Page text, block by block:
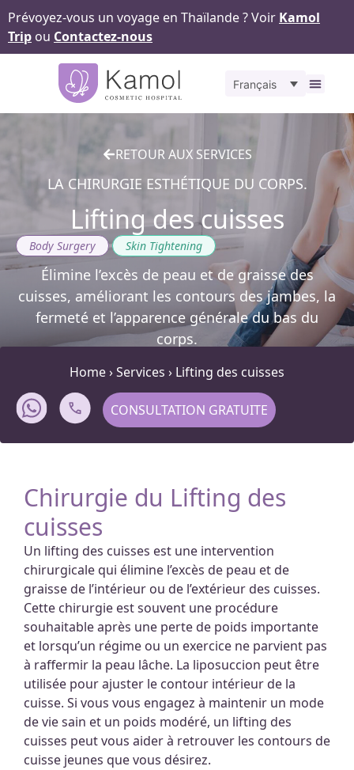
Prévoyez-vous un voyage en Thaïlande ? Voir Kamol
Trip ou Contactez-nous
Français
RETOUR AUX SERVICES
LA CHIRURGIE ESTHÉTIQUE DU CORPS.
Lifting des cuisses
Body Surgery , Skin Tightening
Élimine l’excès de peau et de graisse des
cuisses, améliorant les contours des jambes, la
fermeté et l’apparence générale du bas du
corps.
Home›Services › Lifting des cuisses
CONSULTATION GRATUITE
Chirurgie du Lifting des
cuisses
Un lifting des cuisses est une intervention
chirurgicale qui élimine l’excès de peau et de
graisse de l’intérieur ou de l’extérieur des cuisses.
Cette chirurgie est souvent une procédure
souhaitable après une perte de poids importante
et lorsqu’un régime ou un exercice ne parvient pas
à raffermir la peau lâche. La liposuccion peut être
utilisée pour ajuster le contour intérieur de la
cuisse. Si vous vous engagez à maintenir un mode
de vie sain et un poids modéré, un lifting des
cuisses peut vous aider à retrouver les contours de
cuisse jeunes que vous désirez.